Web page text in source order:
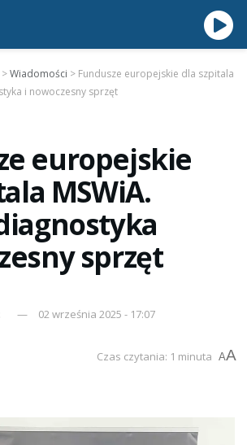
>Wiadomości > Fundusze europejskie dla szpitala
i nowoczesny sprzęt
europejskie
MSWiA.
sprzęt
02 września 2025 - 17:07
Czas czytania: 1 minuta AA